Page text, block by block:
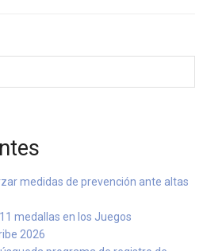
medidas de prevención ante altas
medallas en los Juegos
2026